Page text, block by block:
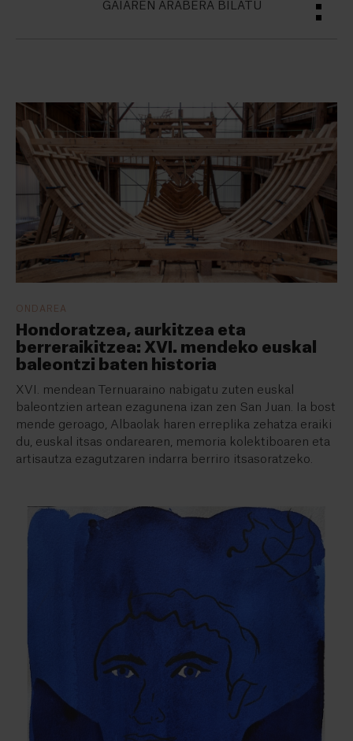
GAIAREN ARABERA BILATU
ONDAREA
Hondoratzea, aurkitzea eta
berreraikitzea: XVI. mendeko euskal
baleontzi baten historia
XVI. mendean Ternuaraino nabigatu zuten euskal
baleontzien artean ezagunena izan zen San Juan. Ia bost
mende geroago, Albaolak haren erreplika zehatza eraiki
du, euskal itsas ondarearen, memoria kolektiboaren eta
artisautza ezagutzaren indarra berriro itsasoratzeko.